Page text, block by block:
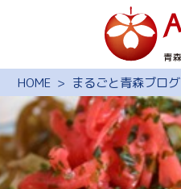
HOME まるごと青森ブログ